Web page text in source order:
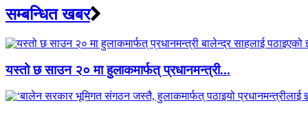
सम्बन्धित खबर
यस्तो छ साउन २० मा हुलाकमार्फत् प्रधानमन्त्री...